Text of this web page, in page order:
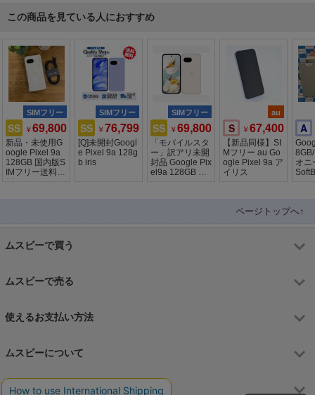
この商品を見ている人におすすめ
SIMフリー
SS ￥69,800
新品・未使用G
oogle Pixel 9a
128GB 国内版S
IMフリー送料無
SIMフリー
SS ￥76,799
[Q]未開封Googl
e Pixel 9a 128g
b iris
SIMフリー
SS ￥69,800
「モバイルスタ
ー」訳アリ未開
封品 Google Pix
el9a 128GB Por
au
S ￥67,400
【新品同様】SI
Mフリー au Go
ogle Pixel 9a ア
イリス
A
オニ
ページトップへ↑
ムスビーで買う
ムスビーで売る
使えるお支払い方法
ムスビーについて
運営会社